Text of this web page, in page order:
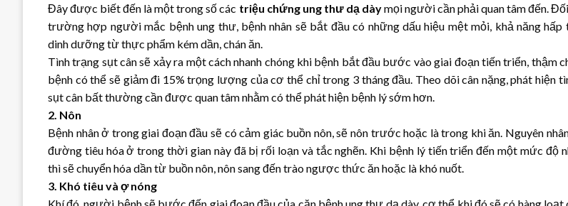
Đây được biết đến là một trong số các triệu chứng ung thư dạ dàymọi người cần phải quan tâm đến.
trường hợp người mắc bệnh ung thư, bệnh nhân sẽ bắt đầu có những dấu hiệu mệt mỏi, khả năng hấp
dinh dưỡng từ thực phẩm kém dần, chán ăn.
Tình trạng sụt cân sẽ xảy ra một cách nhanh chóng khi bệnh bắt đầu bước vào giai đoạn tiến triển, thậm
bệnh có thể sẽ giảm đi 15% trọng lượng của cơ thể chỉ trong 3 tháng đầu. Theo dõi cân nặng, phát hiện
sụt cân bất thường cần được quan tâm nhằm có thể phát hiện bệnh lý sớm hơn.
2. Nôn
Bệnh nhân ở trong giai đoạn đầu sẽ có cảm giác buồn nôn, sẽ nôn trước hoặc là trong khi ăn. Nguyên
đường tiêu hóa ở trong thời gian này đã bị rối loạn và tắc nghẽn. Khi bệnh lý tiến triển đến một mức độ
thì sẽ chuyển hóa dần từ buồn nôn, nôn sang đến trào ngược thức ăn hoặc là khó nuốt.
3. Khó tiêu và ợ nóng